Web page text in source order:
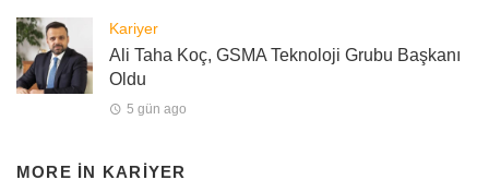
Kariyer
Ali Taha Koç, GSMA Teknoloji Grubu Başkanı
Oldu
5 gün ago
MORE IN KARIYER